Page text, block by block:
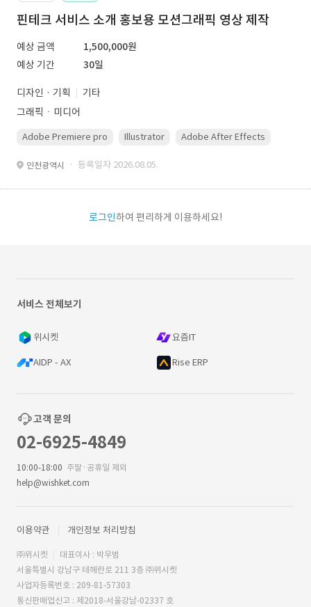
핀테크 서비스 소개 홍보용 모션그래픽 영상 제작
예상 금액
1,500,000원
예상 기간
30일
디자인 · 기획
기타
그래픽ㆍ미디어
Adobe Premiere pro Illustrator Adobe After Effects
인천광역시 · 등록일자 2026.08.05.
로그인하여 편리하게 이용하세요!
서비스 전체보기
위시켓 요즘IT
AIDP - AX Rise ERP
고객 문의
02-6925-4849
10:00-18:00 주말·공휴일 제외
help@wishket.com
이용약관 개인정보 처리방침
㈜위시켓
대표이사 : 박우범
서울특별시 강남구 테헤란로 211 3층 ㈜위시켓
사업자등록번호 : 209-81-57303
통신판매업신고 : 제2018-서울강남-02337 호